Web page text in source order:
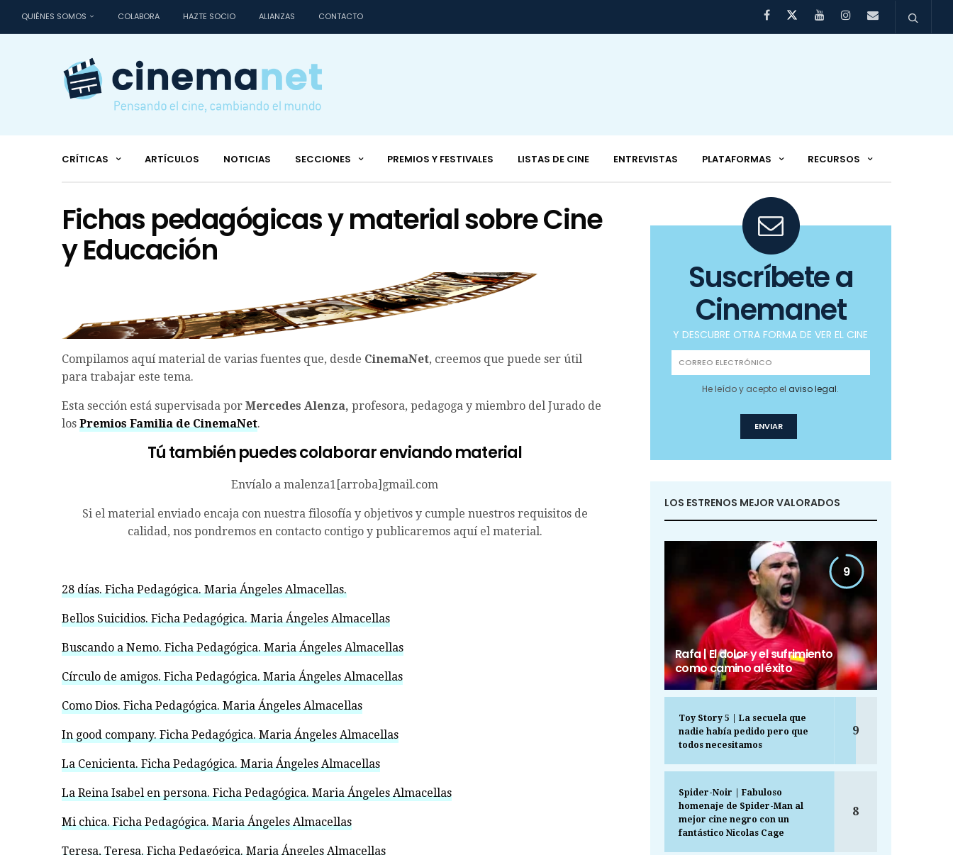
QUIÉNES SOMOS COLABORA HAZTE SOCIO ALIANZAS CONTACTO
CRÍTICAS ARTÍCULOS NOTICIAS SECCIONES PREMIOS Y FESTIVALES LISTAS DE CINE ENTREVISTAS PLATAFORMAS RECURSOS
Fichas pedagógicas y material sobre Cine
y Educación
Compilamos aquí material de varias fuentes que, desde CinemaNet, creemos que puede ser útil
para trabajar este tema.
Esta sección está supervisada por Mercedes Alenza, profesora, pedagoga y miembro del Jurado de
los Premios Familia de CinemaNet.
Tú también puedes colaborar enviando material
Envíalo a malenza1[arroba]gmail.com
Si el material enviado encaja con nuestra filosofía y objetivos y cumple nuestros requisitos de
calidad, nos pondremos en contacto contigo y publicaremos aquí el material.
28 días. Ficha Pedagógica. Maria Ángeles Almacellas.
Bellos Suicidios. Ficha Pedagógica. Maria Ángeles Almacellas
Buscando a Nemo. Ficha Pedagógica. Maria Ángeles Almacellas
Círculo de amigos. Ficha Pedagógica. Maria Ángeles Almacellas
Como Dios. Ficha Pedagógica. Maria Ángeles Almacellas
In good company. Ficha Pedagógica. Maria Ángeles Almacellas
La Cenicienta. Ficha Pedagógica. Maria Ángeles Almacellas
La Reina Isabel en persona. Ficha Pedagógica. Maria Ángeles Almacellas
Mi chica. Ficha Pedagógica. Maria Ángeles Almacellas
Teresa, Teresa. Ficha Pedagógica. Maria Ángeles Almacellas
Suscríbete a
Cinemanet
Y DESCUBRE OTRA FORMA DE VER EL CINE
He leído y acepto elaviso legal.
LOS ESTRENOS MEJOR VALORADOS
9
Rafa | El dolor y el sufrimiento
como camino al éxito
Toy Story 5 | La secuela que
nadie había pedido pero que
todos necesitamos
9
Spider-Noir | Fabuloso
homenaje de Spider-Man al
mejor cine negro con un
fantástico Nicolas Cage
8